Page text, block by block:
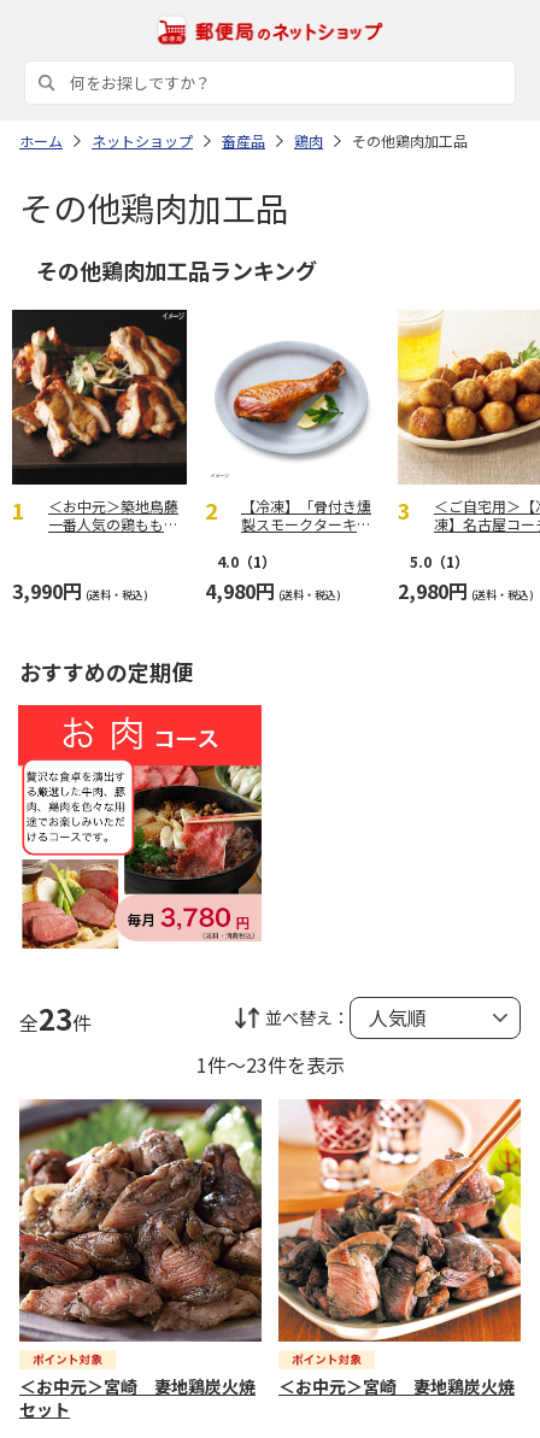
ホーム ネットショップ 畜産品 鶏肉 その他鶏肉加工品
その他鶏肉加工品
その他鶏肉加工品ランキング
＜お中元＞築地鳥藤
一番人気の鶏もも焼
3,990円 (送料・税込)
【冷凍】「骨付き燻
製スモークターキー
4.0 （1）
4,980円 (送料・税込)
＜ご自宅用＞【
凍】名古屋コー
5.0 （1）
2,980円 (送料・税込)
おすすめの定期便
全23件 並べ替え：
1件～23件を表示
＜お中元＞宮崎 妻地鶏炭火焼
セット
＜お中元＞宮崎 妻地鶏炭火焼